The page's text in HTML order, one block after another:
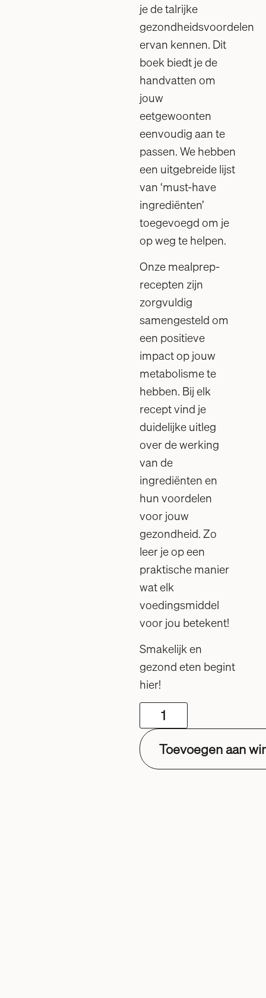
je de talrijke
gezondheidsvoordelen
ervan kennen. Dit
boek biedt je de
handvatten om
jouw
eetgewoonten
eenvoudig aan te
passen. We hebben
een uitgebreide lijst
van ‘must-have
ingrediënten’
toegevoegd om je
op weg te helpen.
Onze mealprep-
recepten zijn
zorgvuldig
samengesteld om
een positieve
impact op jouw
metabolisme te
hebben. Bij elk
recept vind je
duidelijke uitleg
over de werking
van de
ingrediënten en
hun voordelen
voor jouw
gezondheid. Zo
leer je op een
praktische manier
wat elk
voedingsmiddel
voor jou betekent!
Smakelijk en
gezond eten begint
hier!
Toevoegen aan